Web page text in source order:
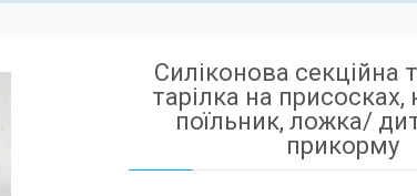
Силіконова секційна
тарілка на присосках,
поїльник, ложка/
прикорму